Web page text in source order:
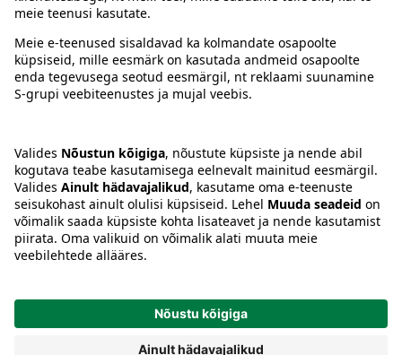
Juhised
Tingimused
Keel:ETENRU